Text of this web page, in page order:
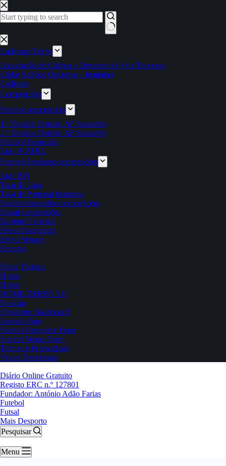
Pular
para
o
Sem
resultados
Cadernos Derby
Associação de Cultura e Desporto de Vale Travesso
Clube Atlético Ouriense – feminino
Ciclismo
Competições
Futebol competições
1.ª Divisão Distrital AF Santarém
2.ª Divisão Distrital AF Santarém
Futebol Formação
Liga INATEL
Futebol Feminino competições
Liga BPI
Taça da Liga
Taça de Portugal feminina
Futebol masculino competições
Futsal competições
Estatuto Editorial
Event Organizers
Event Venues
Eventos
Ficha Técnica
Home
Home
HOME DERBY 2.0
Notícias
Organizer Dashboard
Sample Page
Submit Organizer Form
Submit Venue Form
Termos e Privacidade
Venue Dashboard
Diário Online Gratuito
Registo ERC n.º 127801
Fundador: António Adão Farias
Futebol
Futsal
Mais Desporto
Pesquisar
Menu